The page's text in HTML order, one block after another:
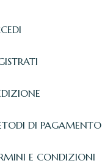
DI PAGAMENTO
E CONDIZIONI